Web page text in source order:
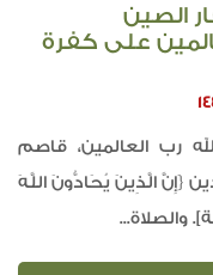
الصين
على كفرة
رب العالمين، قاصم
{إِنَّ الَّذِينَ يُحَادُّونَ اللَّهَ